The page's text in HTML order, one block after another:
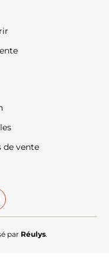
de vente
par Réulys.